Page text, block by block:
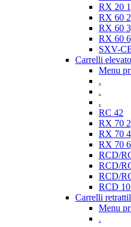
RX 20
RX 60
RX 60
RX 60
SXV-
Carrelli
Menu
.
.
.
RC 42
RX 70
RX 70
RX 70
RCD/
RCD/
RCD/
RCD
Carrelli
Menu
.